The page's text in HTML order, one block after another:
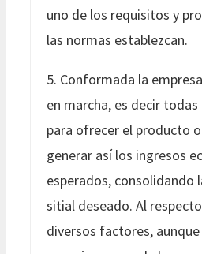
uno de los requisitos y
las normas establezcan.
5. Conformada la
en marcha, es decir
para ofrecer el producto
generar así los ingresos
esperados, consolidando
sitial deseado. Al
diversos factores,